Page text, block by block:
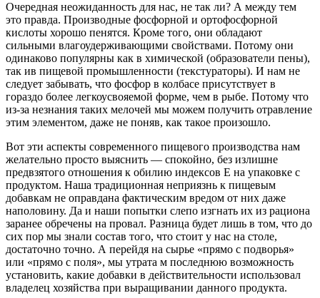
Очередная неожиданность для нас, не так ли? А между тем
это правда. Производные фосфорной и ортофосфорной
кислоты хорошо пенятся. Кроме того, они обладают
сильными влагоудерживающими свойствами. Потому они
одинаково популярны как в химической (образователи пены),
так ив пищевой промышленности (текстураторы). И нам не
следует забывать, что фосфор в колбасе присутствует в
гораздо более легкоусвояемой форме, чем в рыбе. Потому что
из-за незнания таких мелочей мы можем получить отравление
этим элементом, даже не поняв, как такое произошло.
Вот эти аспекты современного пищевого производства нам
желательно просто выяснить — спокойно, без излишне
предвзятого отношения к обилию индексов Е на упаковке с
продуктом. Наша традиционная неприязнь к пищевым
добавкам не оправдана фактическим вредом от них даже
наполовину. Да и наши попытки слепо изгнать их из рациона
заранее обречены на провал. Разница будет лишь в том, что до
сих пор мы знали состав того, что стоит у нас на столе,
достаточно точно. А перейдя на сырье «прямо с подворья»
или «прямо с поля», мы утрата м последнюю возможность
установить, какие добавки в действительности использовал
владелец хозяйства при выращивании данного продукта.